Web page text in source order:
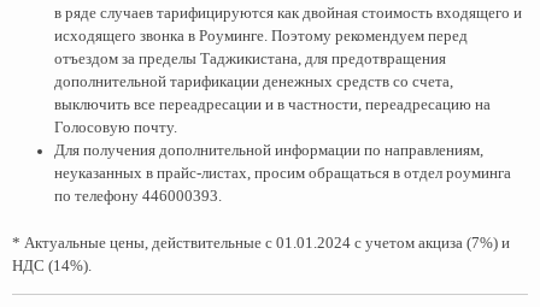
в ряде случаев тарифицируются как двойная стоимость входящего и
исходящего звонка в Роуминге. Поэтому рекомендуем перед
отъездом за пределы Таджикистана, для предотвращения
дополнительной тарификации денежных средств со счета,
выключить все переадресации и в частности, переадресацию на
Голосовую почту.
Для получения дополнительной информации по направлениям,
неуказанных в прайс-листах, просим обращаться в отдел роуминга
по телефону 446000393.
* Актуальные цены, действительные с 01.01.2024 с учетом акциза (7%) и
НДС (14%).